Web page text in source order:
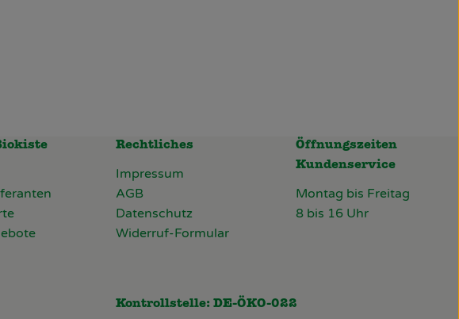
Rechtliches
Impressum
AGB
Datenschutz
Widerruf-Formular
Öffnungszeiten
Kundenservice
Montag bis Freitag
8 bis 16 Uhr
Kontrollstelle: DE-ÖKO-022